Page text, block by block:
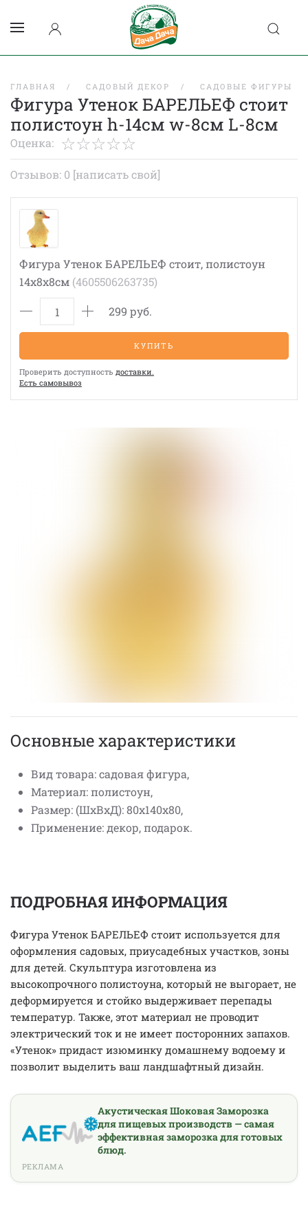
ГЛАВНАЯ САДОВЫЙ ДЕКОР САДОВЫЕ ФИГУРЫ
Фигура Утенок БАРЕЛЬЕФ стоит
полистоун h-14см w-8см L-8см
Оценка:
Отзывов: 0 [написать свой]
Фигура Утенок БАРЕЛЬЕФ стоит, полистоун
14х8х8см (4605506263735)
299 руб.
КУПИТЬ
Проверить доступность доставки.
Eсть cамовывоз
Основные характеристики
Вид товара: садовая фигура,
Материал: полистоун,
Размер: (ШхВхД): 80х140х80,
Применение: декор, подарок.
ПОДРОБНАЯ ИНФОРМАЦИЯ
Фигура Утенок БАРЕЛЬЕФ стоит используется для
оформления садовых, приусадебных участков, зоны
для детей. Скульптура изготовлена из
высокопрочного полистоуна, который не выгорает, не
деформируется и стойко выдерживает перепады
температур. Также, этот материал не проводит
электрический ток и не имеет посторонних запахов.
«Утенок» придаст изюминку домашнему водоему и
позволит выделить ваш ландшафтный дизайн.
Акустическая Шоковая Заморозка
для пищевых производств — самая
эффективная заморозка для готовых
блюд.
РЕКЛАМА